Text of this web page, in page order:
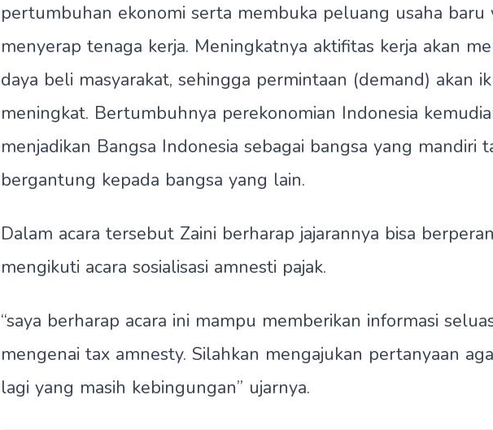
pertumbuhan ekonomi serta membuka peluang usaha baru
menyerap tenaga kerja. Meningkatnya aktifitas kerja akan
daya beli masyarakat, sehingga permintaan (demand) akan
meningkat. Bertumbuhnya perekonomian Indonesia
menjadikan Bangsa Indonesia sebagai bangsa yang mandiri
bergantung kepada bangsa yang lain.
Dalam acara tersebut Zaini berharap jajarannya bisa
mengikuti acara sosialisasi amnesti pajak.
“saya berharap acara ini mampu memberikan informasi
mengenai tax amnesty. Silahkan mengajukan pertanyaan
lagi yang masih kebingungan” ujarnya.